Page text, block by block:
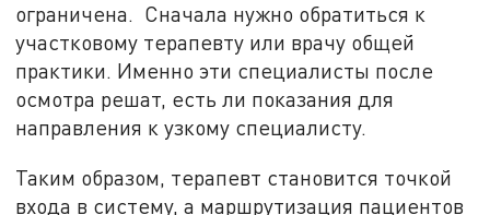
ограничена. Сначала нужно обратиться к
участковому терапевту или врачу общей
практики. Именно эти специалисты после
осмотра решат, есть ли показания для
направления к узкому специалисту.
Таким образом, терапевт становится точкой
входа в систему, а маршрутизация пациентов